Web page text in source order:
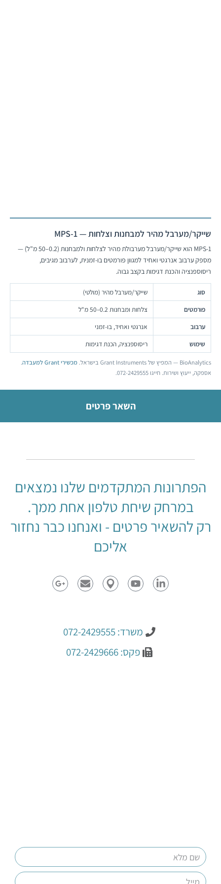
שייקר/מערבל מהיר למבחנות וצלחות — MPS-1
MPS-1 הוא שייקר/מערבל מערבולת מהיר לצלחות ולמבחנות (0.2–50 מ"ל) —
מספק ערבוב אנרגטי ואחיד למגוון פורמטים בו-זמנית, לערבוב מגיבים,
ריסוספנציה והכנת דגימות בקצב גבוה.
סוג
שייקר/מערבל מהיר (מולטי)
פורמטים
צלחות ומבחנות 0.2–50 מ"ל
ערבוב
אנרגטי ואחיד, בו-זמני
שימוש
ריסוספנציה, הכנת דגימות
BioAnalytics — המפיץ של Grant Instruments בישראל. מכשירי Grant למעבדה
.
אספקה, ייעוץ ושירות. חייגו 072-2429555.
השאר פרטים
הפתרונות המתקדמים שלנו נמצאים
במרחק שיחת טלפון אחת ממך.
רק להשאיר פרטים - ואנחנו כבר נחזור
אליכם
משרד: 072-2429555
פקס: 072-2429666